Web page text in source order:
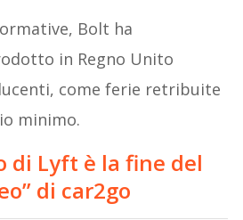
Bolt ha
in Regno Unito
come ferie retribuite
minimo.
di Lyft è la fine del
di car2go